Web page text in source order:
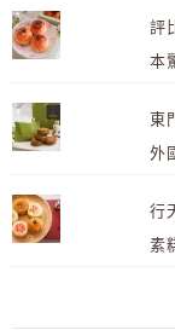
評
本
東
外
行
素